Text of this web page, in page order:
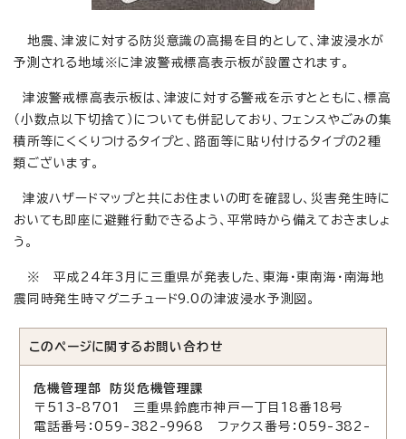
地震、津波に対する防災意識の高揚を目的として、津波浸水が
予測される地域※に津波警戒標高表示板が設置されます。
津波警戒標高表示板は、津波に対する警戒を示すとともに、標高
（小数点以下切捨て）についても併記しており、フェンスやごみの集
積所等にくくりつけるタイプと、路面等に貼り付けるタイプの2種
類ございます。
津波ハザードマップと共にお住まいの町を確認し、災害発生時に
おいても即座に避難行動できるよう、平常時から備えておきましょ
う。
※ 平成24年3月に三重県が発表した、東海・東南海・南海地
震同時発生時マグニチュード9.0の津波浸水予測図。
このページに関する お問い合わせ
危機管理部 防災危機管理課
〒513-8701 三重県鈴鹿市神戸一丁目18番18号
電話番号：059-382-9968 ファクス番号：059-382-